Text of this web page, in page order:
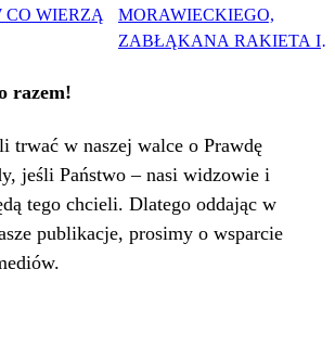
CO WIERZĄ
MORAWIECKIEGO,
ZABŁĄKANA RAKIETA I
razem!
trwać w naszej walce o Prawdę
jeśli Państwo – nasi widzowie i
tego chcieli. Dlatego oddając w
publikacje, prosimy o wsparcie